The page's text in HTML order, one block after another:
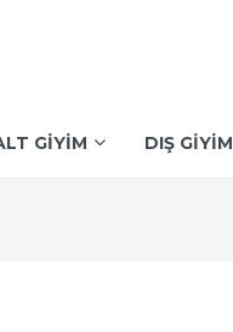
GİYİM DIŞ GİYİM